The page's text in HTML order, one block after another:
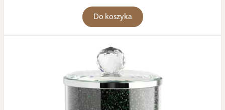
Do koszyka